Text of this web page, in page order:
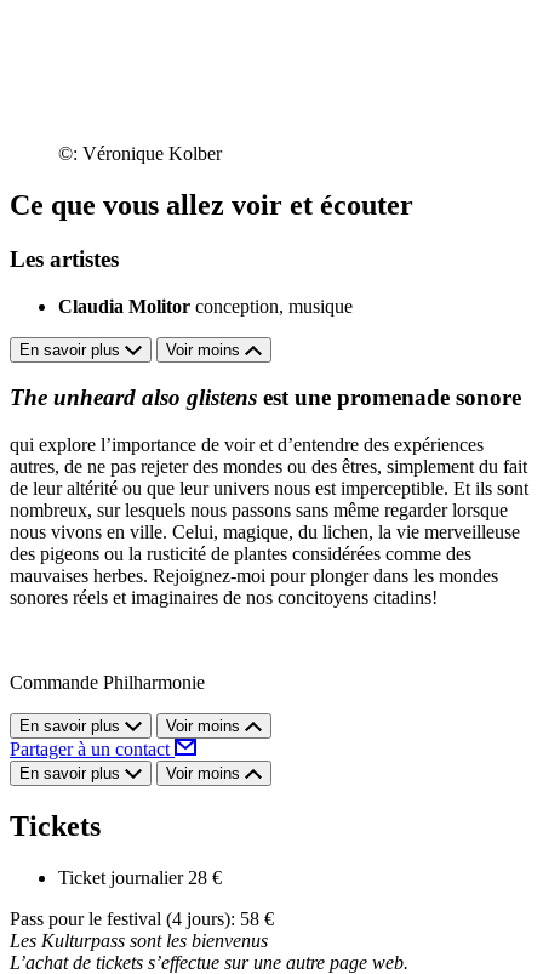
©: Véronique Kolber
Ce que vous allez voir et écouter
Les artistes
Claudia Molitor conception, musique
En savoir plus Voir moins
The unheard also glistens est une promenade sonore
qui explore l’importance de voir et d’entendre des expériences
autres, de ne pas rejeter des mondes ou des êtres, simplement du fait
de leur altérité ou que leur univers nous est imperceptible. Et ils sont
nombreux, sur lesquels nous passons sans même regarder lorsque
nous vivons en ville. Celui, magique, du lichen, la vie merveilleuse
des pigeons ou la rusticité de plantes considérées comme des
mauvaises herbes. Rejoignez-moi pour plonger dans les mondes
sonores réels et imaginaires de nos concitoyens citadins!
Commande Philharmonie
En savoir plus Voir moins
Partager à un contact
En savoir plus Voir moins
Tickets
Ticket journalier 28 €
Pass pour le festival (4 jours): 58 €
Les Kulturpass sont les bienvenus
L’achat de tickets s’effectue sur une autre page web.